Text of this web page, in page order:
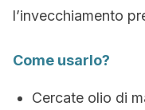
l’invecchiamento
Come usarlo?
Cercate olio di